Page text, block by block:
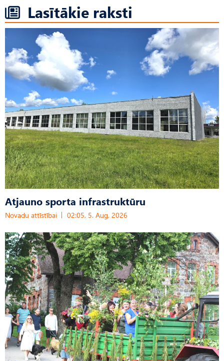
Lasītākie raksti
Atjauno sporta infrastruktūru
Novadu attīstībai 02:05, 5. Aug, 2026